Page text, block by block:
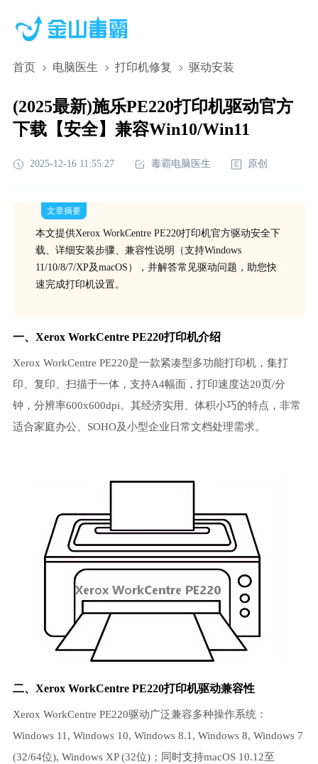
首页 电脑医生 打印机修复 驱动安装
(2025最新)施乐PE220打印机驱动官方
下载【安全】兼容Win10/Win11
2025-12-16 11:55:27 毒霸电脑医生 原创
文章摘要
本文提供Xerox WorkCentre PE220打印机官方驱动安全下
载、详细安装步骤、兼容性说明（支持Windows
11/10/8/7/XP及macOS），并解答常见驱动问题，助您快
速完成打印机设置。
一、Xerox WorkCentre PE220打印机介绍
Xerox WorkCentre PE220是一款紧凑型多功能打印机，集打
印、复印、扫描于一体，支持A4幅面，打印速度达20页/分
钟，分辨率600x600dpi。其经济实用、体积小巧的特点，非常
适合家庭办公、SOHO及小型企业日常文档处理需求。
二、Xerox WorkCentre PE220打印机驱动兼容性
Xerox WorkCentre PE220驱动广泛兼容多种操作系统：
Windows 11, Windows 10, Windows 8.1, Windows 8, Windows 7
(32/64位), Windows XP (32位)；同时支持macOS 10.12至